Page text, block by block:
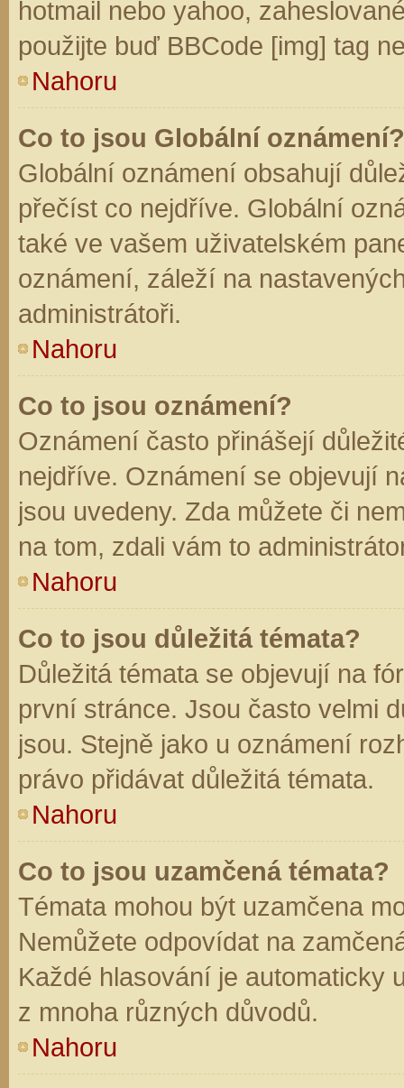
hotmail nebo yahoo,
použijte buď BBCode [img] tag
Nahoru
Co to jsou Globální oznámení?
Globální oznámení obsahují
přečíst co nejdříve. Globální
také ve vašem uživatelském
oznámení, záleží na
administrátoři.
Nahoru
Co to jsou oznámení?
Oznámení často přinášejí
nejdříve. Oznámení se objevují
jsou uvedeny. Zda můžete či
na tom, zdali vám to
Nahoru
Co to jsou důležitá témata?
Důležitá témata se objevují na
první stránce. Jsou často velmi
jsou. Stejně jako u oznámení
právo přidávat důležitá témata.
Nahoru
Co to jsou uzamčená témata?
Témata mohou být uzamčena
Nemůžete odpovídat na
Každé hlasování je automaticky
z mnoha různých důvodů.
Nahoru